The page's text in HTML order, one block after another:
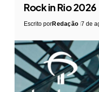
Rock in Rio 2026
Escrito porRedação 7 de